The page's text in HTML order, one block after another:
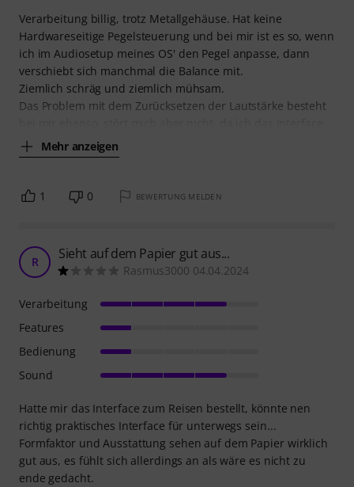
Verarbeitung billig, trotz Metallgehäuse. Hat keine
Hardwareseitige Pegelsteuerung und bei mir ist es so, wenn
ich im Audiosetup meines OS' den Pegel anpasse, dann
verschiebt sich manchmal die Balance mit.
Ziemlich schräg und ziemlich mühsam.
Das Problem mit dem Zurücksetzen der Lautstärke besteht
Mehr anzeigen
1 0 BEWERTUNG MELDEN
R Sieht auf dem Papier gut aus...
Rasmus3000 04.04.2024
Hatte mir das Interface zum Reisen bestellt, könnte nen
richtig praktisches Interface für unterwegs sein...
Formfaktor und Ausstattung sehen auf dem Papier wirklich
gut aus, es fühlt sich allerdings an als wäre es nicht zu
ende gedacht.
Verarbeitung
Features
Bedienung
Sound